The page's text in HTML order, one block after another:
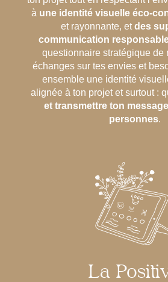
à une identité visuelle éco-
et rayonnante, etdes
communication
questionnaire stratégique de
échanges sur tes envies et
ensemble une identité
alignée à ton projet et surtout :
et transmettre ton
personnes.
La